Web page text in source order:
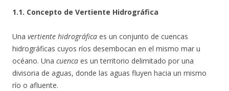
1.1. Concepto de Vertiente Hidrográfica
Una vertiente hidrográfica es un conjunto de cuencas
hidrográficas cuyos ríos desembocan en el mismo mar u
océano. Una cuenca es un territorio delimitado por una
divisoria de aguas, donde las aguas fluyen hacia un mismo
río o afluente.